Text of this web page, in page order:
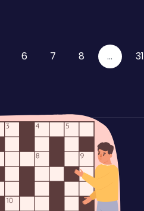
6 7 8 ... 31